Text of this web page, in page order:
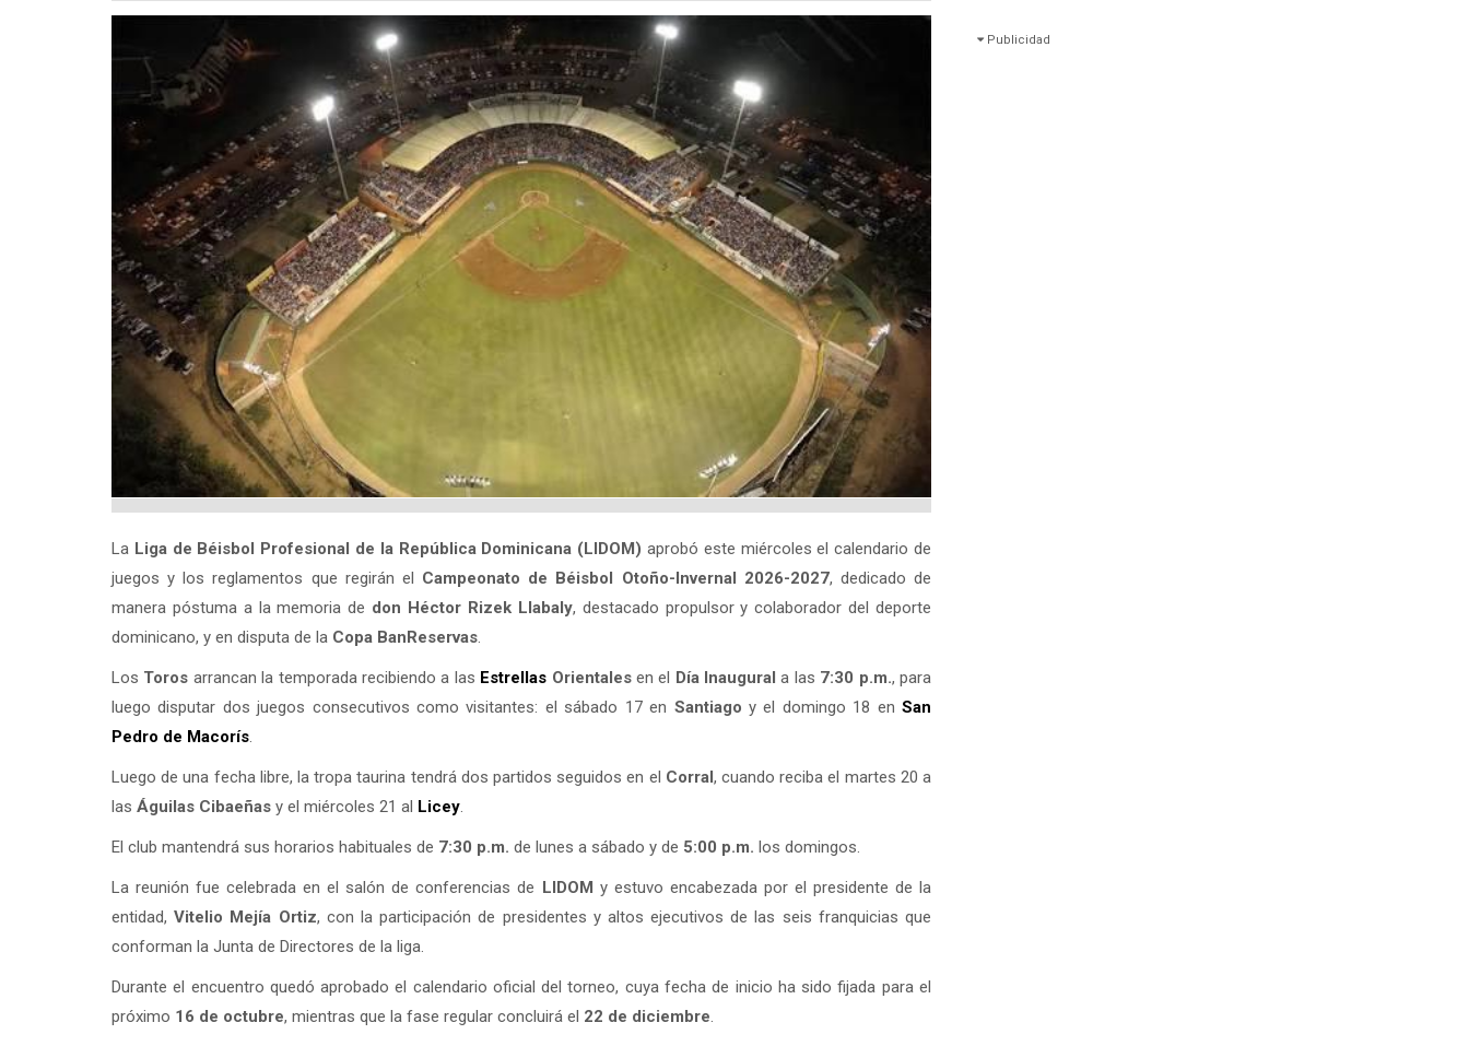
La Liga de Béisbol Profesional de la República Dominicana (LIDOM) aprobó este miércoles el calendario de
juegos y los reglamentos que regirán el Campeonato de Béisbol Otoño-Invernal 2026-2027, dedicado de
manera póstuma a la memoria de don Héctor Rizek Llabaly, destacado propulsor y colaborador del deporte
dominicano, y en disputa de la Copa BanReservas.
Los Toros arrancan la temporada recibiendo a las Estrellas Orientalesen el Día Inaugural a las 7:30 p.m., para
luego disputar dos juegos consecutivos como visitantes: el sábado 17 en Santiago y el domingo 18 enSan
Pedro de Macorís.
Luego de una fecha libre, la tropa taurina tendrá dos partidos seguidos en el Corral , cuando reciba el martes 20 a
las Águilas Cibaeñas y el miércoles 21 al Licey.
El club mantendrá sus horarios habituales de 7:30 p.m. de lunes a sábado y de 5:00 p.m. los domingos.
La reunión fue celebrada en el salón de conferencias de LIDOM y estuvo encabezada por el presidente de la
entidad,Vitelio Mejía Ortiz, con la participación de presidentes y altos ejecutivos de las seis franquicias que
conforman la Junta de Directores de la liga.
Durante el encuentro quedó aprobado el calendario oficial del torneo, cuya fecha de inicio ha sido fijada para el
próximo 16 de octubre, mientras que la fase regular concluirá el 22 de diciembre.
Publicidad